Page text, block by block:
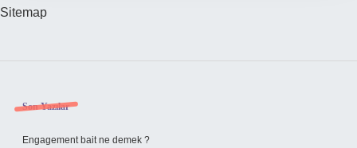
Sitemap
Sidebar
Son Yazılar
Engagement bait ne demek ?